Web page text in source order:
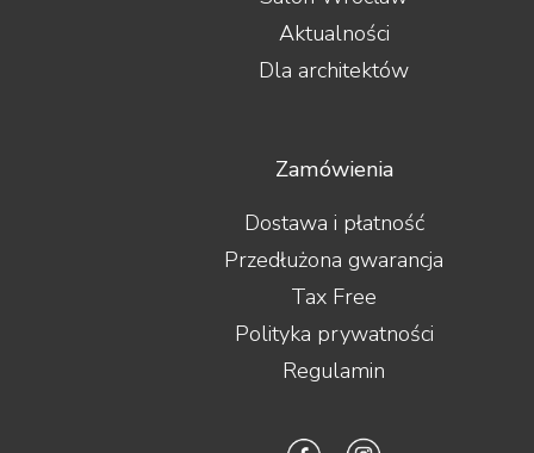
Aktualności
Dla architektów
Zamówienia
Dostawa i płatność
Przedłużona gwarancja
Tax Free
Polityka prywatności
Regulamin